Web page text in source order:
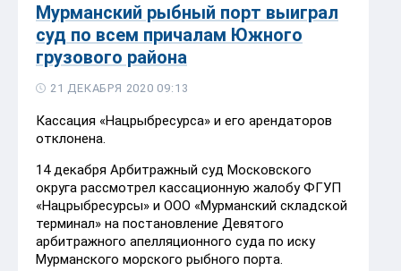
Мурманский рыбный порт выиграл
суд по всем причалам Южного
грузового района
21 ДЕКАБРЯ 2020 09:13
Кассация «Нацрыбресурса» и его арендаторов
отклонена.
14 декабря Арбитражный суд Московского
округа рассмотрел кассационную жалобу ФГУП
«Нацрыбресурсы» и ООО «Мурманский складской
терминал» на постановление Девятого
арбитражного апелляционного суда по иску
Мурманского морского рыбного порта.